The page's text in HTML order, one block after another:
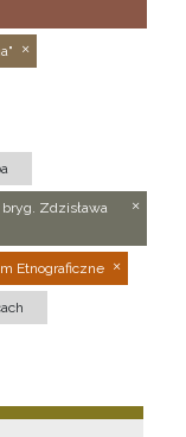
Zdzisława
Etnograficzne